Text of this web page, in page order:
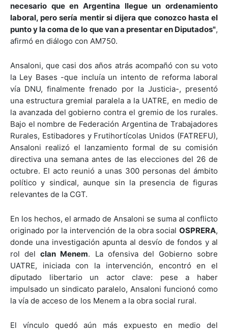
necesario que en Argentina llegue un ordenamiento
laboral, pero sería mentir si dijera que conozco hasta el
punto y la coma de lo que van a presentar en Diputados",
afirmó en diálogo con AM750.
Ansaloni, que casi dos años atrás acompañó con su voto
la Ley Bases -que incluía un intento de reforma laboral
vía DNU, finalmente frenado por la Justicia-, presentó
una estructura gremial paralela a la UATRE, en medio de
la avanzada del gobierno contra el gremio de los rurales.
Bajo el nombre de Federación Argentina de Trabajadores
Rurales, Estibadores y Frutihortícolas Unidos (FATREFU),
Ansaloni realizó el lanzamiento formal de su comisión
directiva una semana antes de las elecciones del 26 de
octubre. El acto reunió a unas 300 personas del ámbito
político y sindical, aunque sin la presencia de figuras
relevantes de la CGT.
En los hechos, el armado de Ansaloni se suma al conflicto
originado por la intervención de la obra social OSPRERA,
donde una investigación apunta al desvío de fondos y al
rol delclan Menem. La ofensiva del Gobierno sobre
UATRE, iniciada con la intervención, encontró en el
diputado libertario un actor clave: pese a haber
impulsado un sindicato paralelo, Ansaloni funcionó como
la vía de acceso de los Menem a la obra social rural.
El vínculo quedó aún más expuesto en medio del